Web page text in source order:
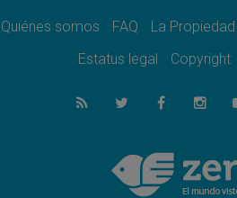
07.08.2026
el compromiso del
La matanza de niños
muertos en 300 días
Tagle: La guerra
revelación de Dios lo
Quiénes somos FAQ La Propiedad
Estatus legal
Copyright